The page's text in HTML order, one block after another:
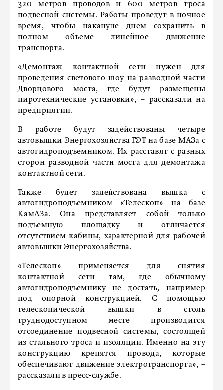
320 метров проводов и 600 метров троса
подвесной системы. Работы проведут в ночное
время, чтобы накануне днем сохранить в
полном объеме линейное движение
транспорта.
«Демонтаж контактной сети нужен для
проведения светового шоу на разводной части
Дворцового моста, где будут размещены
пиротехнические установки», – рассказали на
предприятии.
В работе будут задействованы четыре
автовышки Энергохозяйства ГЭТ на базе МАЗа с
автогидроподъемником. Их расставят с разных
сторон разводной части моста для демонтажа
контактной сети.
Также будет задействована вышка с
автогидроподъемником «Телескоп» на базе
КамАЗа. Она представляет собой только
подъемную площадку и отличается
отсутствием кабины, характерной для рабочей
автовышки Энергохозяйства.
«Телескоп» применяется для снятия
контактной сети там, где обычному
автогидроподъемнику не достать, например
под опорной конструкцией. С помощью
телескопической вышки в столь
труднодоступном месте производится
отсоединение подвесной системы, состоящей
из стального троса и изоляции. Именно на эту
конструкцию крепятся провода, которые
обеспечивают движение электротранспорта», –
рассказали в пресс-службе.